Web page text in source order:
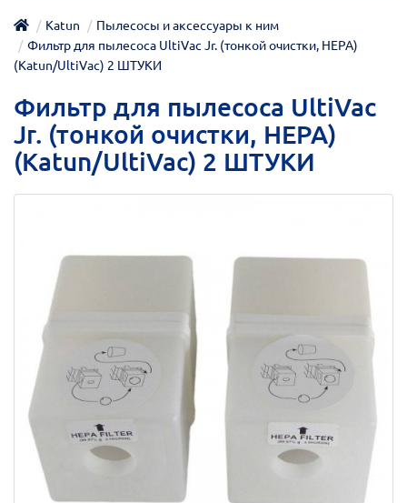
Katun
Пылесосы и аксессуары к ним
Фильтр для пылесоса UltiVac Jr. (тонкой очистки, HEPA)
(Katun/UltiVac) 2 ШТУКИ
Фильтр для пылесоса UltiVac
Jr. (тонкой очистки, HEPA)
(Katun/UltiVac) 2 ШТУКИ